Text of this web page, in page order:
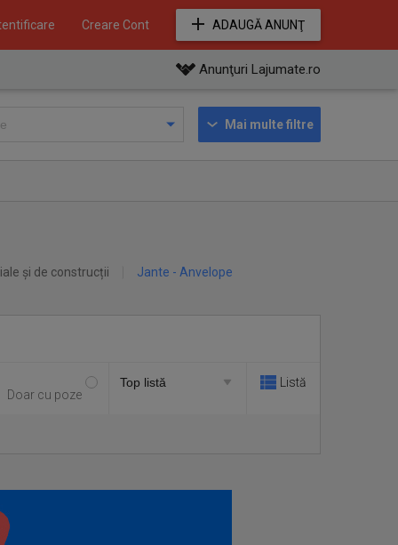
Creare Cont ADAUGĂ ANUNŢ
Anunţuri Lajumate.ro
Mai multe filtre
și de construcții Jante - Anvelope
Doar cu poze
Listă